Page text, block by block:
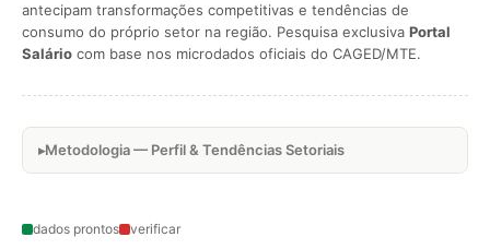
antecipam transformações competitivas e tendências de
consumo do próprio setor na região. Pesquisa exclusiva Portal
Salário com base nos microdados oficiais do CAGED/MTE.
Metodologia — Perfil & Tendências Setoriais
dados prontos verificar